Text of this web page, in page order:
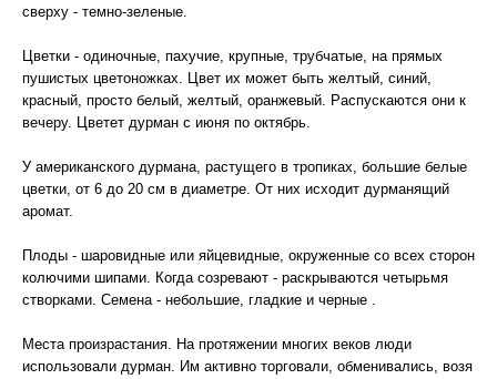
сверху - темно-зеленые.
Цветки - одиночные, пахучие, крупные, трубчатые, на прямых
пушистых цветоножках. Цвет их может быть желтый, синий,
красный, просто белый, желтый, оранжевый. Распускаются они к
вечеру. Цветет дурман с июня по октябрь.
У американского дурмана, растущего в тропиках, большие белые
цветки, от 6 до 20 см в диаметре. От них исходит дурманящий
аромат.
Плоды - шаровидные или яйцевидные, окруженные со всех сторон
колючими шипами. Когда созревают - раскрываются четырьмя
створками. Семена - небольшие, гладкие и черные .
Места произрастания. На протяжении многих веков люди
использовали дурман. Им активно торговали, обменивались, возя